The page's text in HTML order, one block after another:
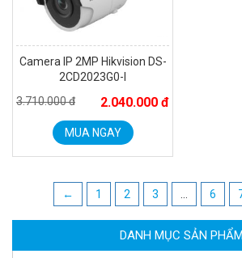
Camera IP 2MP Hikvision DS-
2CD2023G0-I
3.710.000 đ
2.040.000 đ
MUA NGAY
← 1 2 3 … 6
DANH MỤC SẢN PHẨM
Camera tích hợp đầu báo nhiệt 2MP
1.679.000 đ
MUA NGAY